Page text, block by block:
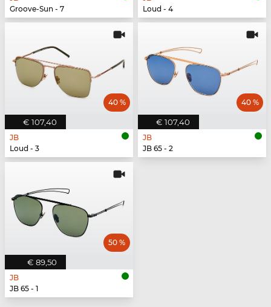
Groove-Sun - 7
Loud - 4
€ 107,40
40 %
JB
Loud - 3
€ 107,40
40 %
JB
JB 65 - 2
€ 89,50
50 %
JB
JB 65 - 1